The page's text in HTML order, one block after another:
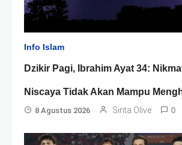
Info Islam
Dzikir Pagi, Ibrahim Ayat 34:
Niscaya Tidak Akan Mampu
8 Agustus 2026 Sinta Olive 0